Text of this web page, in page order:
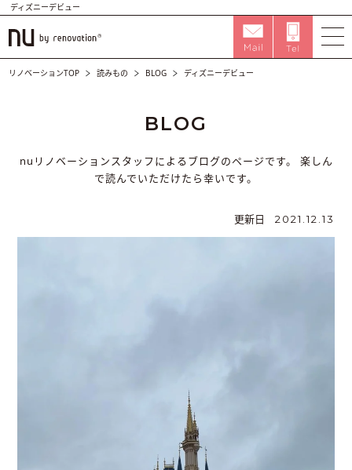
ディズニーデビュー
リノベーションTOP 読みもの BLOG ディズニーデビュー
BLOG
nuリノベーションスタッフによるブログのページです。
楽しん
で読んでいただけたら幸いです。
更新日 2021.12.13